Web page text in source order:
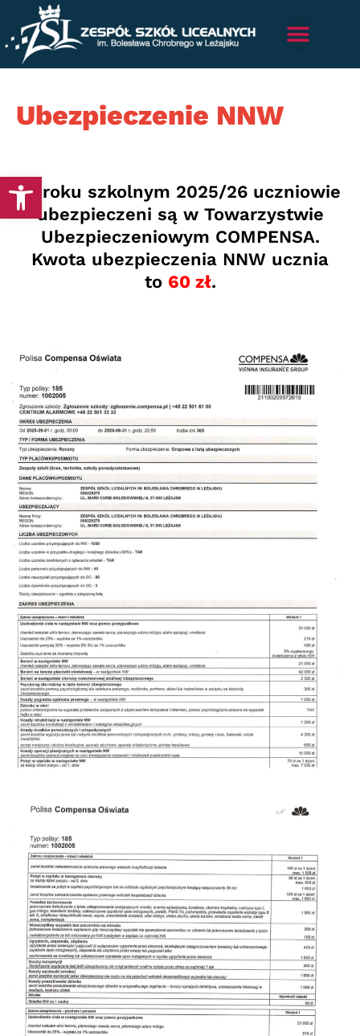
Otwórz pasek narzędzi
Ubezpieczenie NNW
W roku szkolnym 2025/26 uczniowie
ubezpieczeni są w Towarzystwie
Ubezpieczeniowym COMPENSA.
Kwota ubezpieczenia NNW ucznia
to 60 zł.